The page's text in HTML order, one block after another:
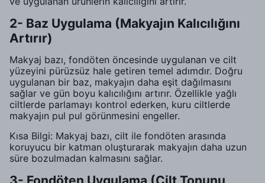
2- Baz Uygulama (Makyajın Kalıcılığını
Artırır)
Makyaj bazı, fondöten öncesinde uygulanan ve cilt
yüzeyini pürüzsüz hale getiren temel adımdır. Doğru
uygulanan bir baz, makyajın daha eşit dağılmasını
sağlar ve gün boyu kalıcılığını artırır. Özellikle yağlı
ciltlerde parlamayı kontrol ederken, kuru ciltlerde
makyajın pul pul görünmesini engeller.
Kısa Bilgi: Makyaj bazı, cilt ile fondöten arasında
koruyucu bir katman oluşturarak makyajın daha uzun
süre bozulmadan kalmasını sağlar.